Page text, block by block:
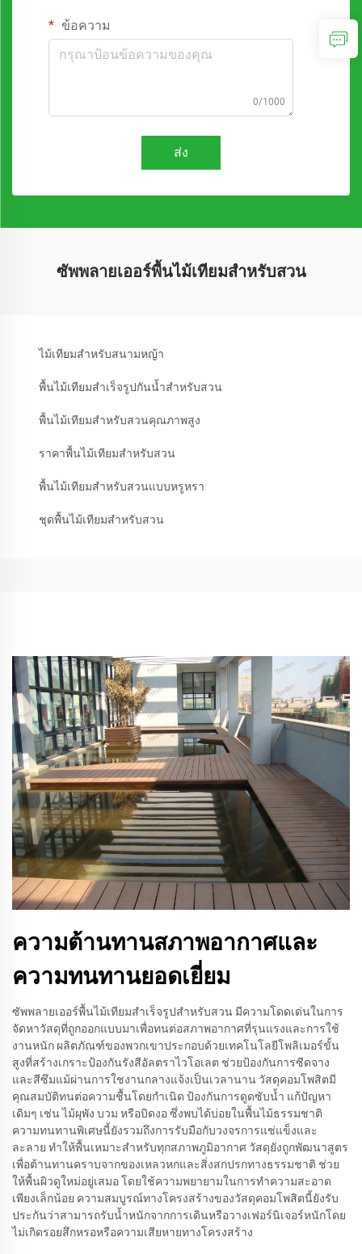
ข้อความ
0/1000
ส่ง
ซัพพลายเออร์พื้นไม้เทียมสำหรับสวน
ไม้เทียมสำหรับสนามหญ้า
พื้นไม้เทียมสำเร็จรูปกันน้ำสำหรับสวน
พื้นไม้เทียมสำหรับสวนคุณภาพสูง
ราคาพื้นไม้เทียมสำหรับสวน
พื้นไม้เทียมสำหรับสวนแบบหรูหรา
ชุดพื้นไม้เทียมสำหรับสวน
ความต้านทานสภาพอากาศและ
ความทนทานยอดเยี่ยม
ซัพพลายเออร์พื้นไม้เทียมสำเร็จรูปสำหรับสวน มีความโดดเด่นในการ
จัดหาวัสดุที่ถูกออกแบบมาเพื่อทนต่อสภาพอากาศที่รุนแรงและการใช้
งานหนัก ผลิตภัณฑ์ของพวกเขาประกอบด้วยเทคโนโลยีโพลิเมอร์ขั้น
สูงที่สร้างเกราะป้องกันรังสีอัลตราไวโอเลต ช่วยป้องกันการซีดจาง
และสีซึมแม้ผ่านการใชงานกลางแจ้งเป็นเวลานาน วัสดุคอมโพสิตมี
คุณสมบัติทนต่อความชื้นโดยกำเนิด ป้องกันการดูดซับน้ำ แก้ปัญหา
เดิมๆ เช่น ไม้ผุพัง บวม หรือบิดงอ ซึ่งพบได้บ่อยในพื้นไม้ธรรมชาติ
ความทนทานพิเศษนี้ยังรวมถึงการรับมือกับวงจรการแช่แข็งและ
ละลาย ทำให้พื้นเหมาะสำหรับทุกสภาพภูมิอากาศ วัสดุยังถูกพัฒนาสูตร
เพื่อต้านทานคราบจากของเหลวหกและสิ่งสกปรกทางธรรมชาติ ช่วย
ให้พื้นผิวดูใหม่อยู่เสมอ โดยใช้ความพยายามในการทำความสะอาด
เพียงเล็กน้อย ความสมบูรณ์ทางโครงสร้างของวัสดุคอมโพสิตนี้ยังรับ
ประกันว่าสามารถรับน้ำหนักจากการเดินหรือวางเฟอร์นิเจอร์หนักโดย
ไม่เกิดรอยสึกหรอหรือความเสียหายทางโครงสร้าง